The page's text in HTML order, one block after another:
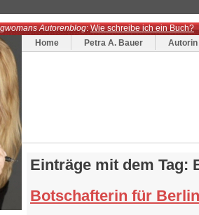
Autorenblog:Wie schreibe ich ein Buch?
Home
Petra A. Bauer Autorin
Einträge mit dem Tag:
Botschafterin für Berlin